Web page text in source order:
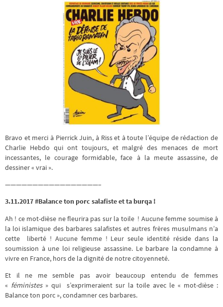
Bravo et merci à Pierrick Juin, à Riss et à toute l’équipe de rédaction de
Charlie Hebdo qui ont toujours, et malgré des menaces de mort
incessantes, le courage formidable, face à la meute assassine, de
dessiner « vrai ».
—————————————————–
3.11.2017 #Balance ton porc salafiste et ta burqa !
Ah ! ce mot-dièse ne fleurira pas sur la toile ! Aucune femme soumise à
la loi islamique des barbares salafistes et autres frères musulmans n’a
cette liberté ! Aucune femme ! Leur seule identité réside dans la
soumission à une loi religieuse assassine. Le barbare la condamne à
vivre en France, hors de la dignité de notre citoyenneté.
Et il ne me semble pas avoir beaucoup entendu de femmes
« féministes» qui s’exprimeraient sur la toile avec le « mot-dièse :
Balance ton porc », condamner ces barbares.